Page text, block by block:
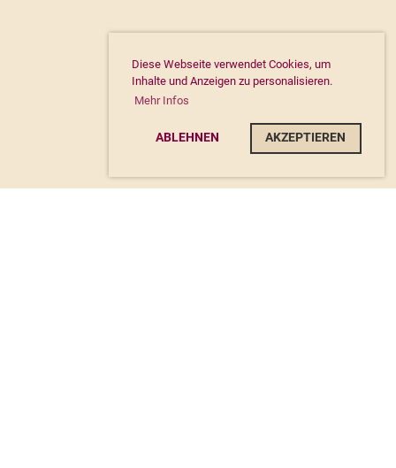
Diese Webseite verwendet Cookies, um
Inhalte und Anzeigen zu personalisieren.
Mehr Infos
ABLEHNEN AKZEPTIEREN